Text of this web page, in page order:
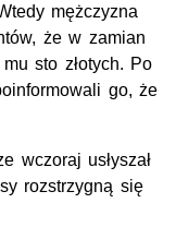
mężczyzna
że w zamian
sto złotych. Po
go, że
wczoraj usłyszał
rozstrzygną się